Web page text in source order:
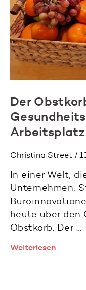
Der
Arbeitsplatz
Christina Street /
In einer Welt,
Unternehmen,
heute über den
Obstkorb. Der …
Weiterlesen